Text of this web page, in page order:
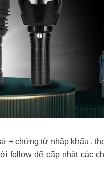
+ chứng từ nhập khẩu ,
follow để cập nhật các